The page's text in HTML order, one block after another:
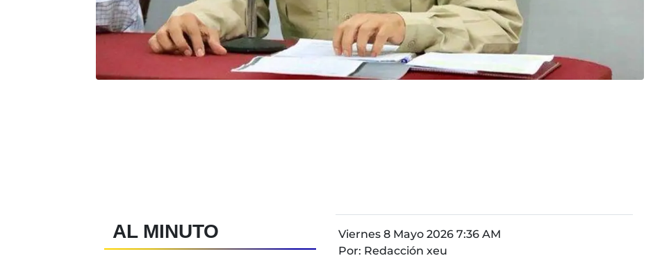
AL MINUTO
Viernes 8 Mayo 2026 7:36 AM
Por: Redacción xeu